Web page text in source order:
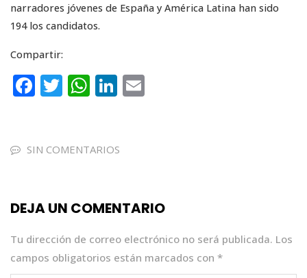
narradores jóvenes de España y América Latina han sido
194 los candidatos.
Compartir:
F
e
o
k
T
te
W
ts
p
Li
e
SIN COMENTARIOS
DEJA UN COMENTARIO
Tu dirección de correo electrónico no será publicada. Los
campos obligatorios están marcados con *